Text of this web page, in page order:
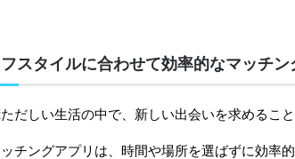
スタイルに合わせて効率的なマッチン
だしい生活の中で、新しい出会いを求めるこ
チングアプリは、時間や場所を選ばずに効率